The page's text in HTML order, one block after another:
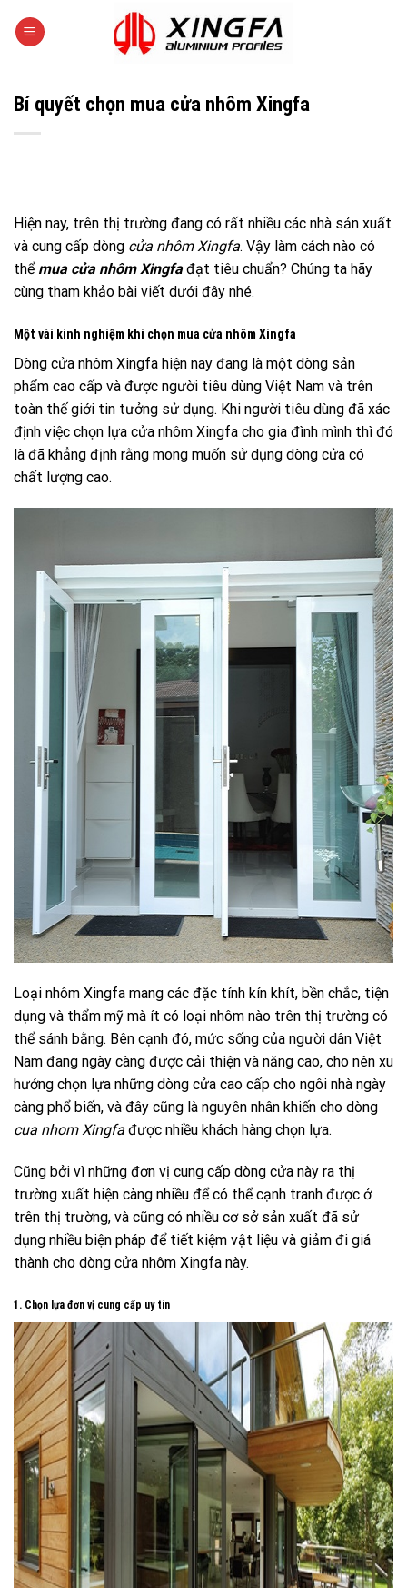
Bí quyết chọn mua cửa nhôm Xingfa
Hiện nay, trên thị trường đang có rất nhiều các nhà sản xuất
và cung cấp dòng cửa nhôm Xingfa. Vậy làm cách nào có
thể mua cửa nhôm Xingfađạt tiêu chuẩn? Chúng ta hãy
cùng tham khảo bài viết dưới đây nhé.
Một vài kinh nghiệm khi chọn mua cửa nhôm Xingfa
Dòng cửa nhôm Xingfa hiện nay đang là một dòng sản
phẩm cao cấp và được người tiêu dùng Việt Nam và trên
toàn thế giới tin tưởng sử dụng. Khi người tiêu dùng đã xác
định việc chọn lựa cửa nhôm Xingfa cho gia đình mình thì đó
là đã khẳng định rằng mong muốn sử dụng dòng cửa có
chất lượng cao.
Loại nhôm Xingfa mang các đặc tính kín khít, bền chắc, tiện
dụng và thẩm mỹ mà ít có loại nhôm nào trên thị trường có
thể sánh bằng. Bên cạnh đó, mức sống của người dân Việt
Nam đang ngày càng được cải thiện và năng cao, cho nên xu
hướng chọn lựa những dòng cửa cao cấp cho ngôi nhà ngày
càng phổ biến, và đây cũng là nguyên nhân khiến cho dòng
cua nhom Xingfa được nhiều khách hàng chọn lựa.
Cũng bởi vì những đơn vị cung cấp dòng cửa này ra thị
trường xuất hiện càng nhiều để có thể cạnh tranh được ở
trên thị trường, và cũng có nhiều cơ sở sản xuất đã sử
dụng nhiều biện pháp để tiết kiệm vật liệu và giảm đi giá
thành cho dòng cửa nhôm Xingfa này.
1. Chọn lựa đơn vị cung cấp uy tín